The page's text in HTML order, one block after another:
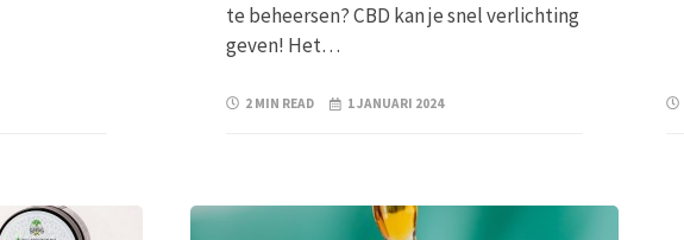
te beheersen? CBD kan je snel verlichting
geven! Het…
2 MIN READ 1 JANUARI 2024